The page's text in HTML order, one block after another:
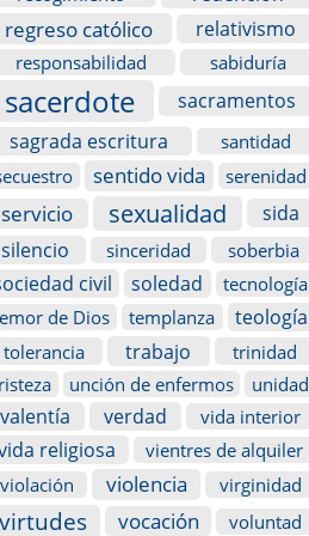
regreso católico relativismo
responsabilidad sabiduría
sacerdote
sacramentos
sagrada escritura
santidad
sentido vida serenidad
servicio sexualidad
sida
silencio
sinceridad soberbia
civil soledad
tecnología
de Dios
templanza teología
tolerancia trabajo
trinidad
unción de enfermos unidad
valentía verdad vida interior
religiosa
vientres de alquiler
violación
violencia virginidad
vocación voluntad